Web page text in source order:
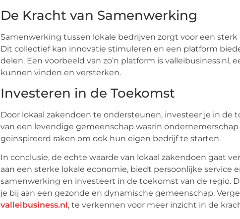
De Kracht van Samenwerking
Samenwerking tussen lokale bedrijven zorgt voor een
Dit collectief kan innovatie stimuleren en een platform
delen. Een voorbeeld van zo’n platform is valleibusiness.nl,
kunnen vinden en versterken.
Investeren in de Toekomst
Door lokaal zakendoen te ondersteunen, investeer je in de
van een levendige gemeenschap waarin
geïnspireerd raken om ook hun eigen bedrijf te starten.
In conclusie, de echte waarde van lokaal zakendoen gaat
aan een sterke lokale economie, biedt persoonlijke
samenwerking en investeert in de toekomst van de regio.
je bij aan een gezonde en dynamische gemeenschap.
valleibusiness.nl, te verkennen voor meer inzicht in de